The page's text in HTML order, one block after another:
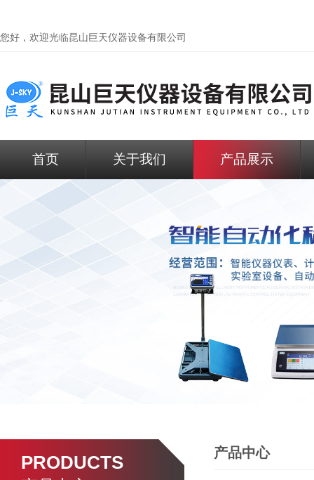
您好，欢迎光临昆山巨天仪器设备有限公司
首页 关于我们 产品展示
PRODUCTS 产品中心